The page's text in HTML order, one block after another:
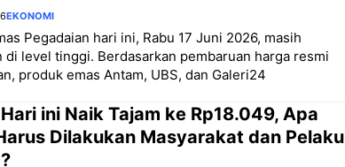
EKONOMI
Pegadaian hari ini, Rabu 17 Juni 2026, masih
di level tinggi. Berdasarkan pembaruan harga resmi
produk emas Antam, UBS, dan Galeri24
ini Naik Tajam ke Rp18.049, Apa
Dilakukan Masyarakat dan Pelaku